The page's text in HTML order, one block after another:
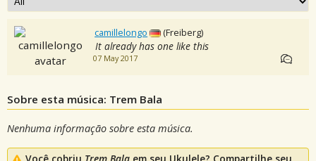
camillelongo (Freiberg)
It already has one like this
07 May 2017
Sobre esta música: Trem Bala
Nenhuma informação sobre esta música.